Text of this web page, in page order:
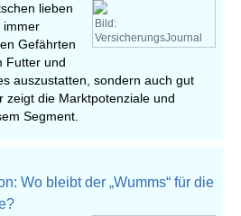
Bild:
VersicherungsJournal
lieben
immer
Gefährten
Futter und
auszustatten, sondern auch gut
zeigt die Marktpotenziale und
Segment.
Wo bleibt der „Wumms“ für die